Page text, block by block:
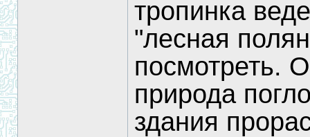
тропинка
"лесная
посмотреть.
природа
здания